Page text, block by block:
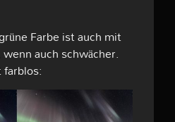
Farbe ist auch mit
auch schwächer.